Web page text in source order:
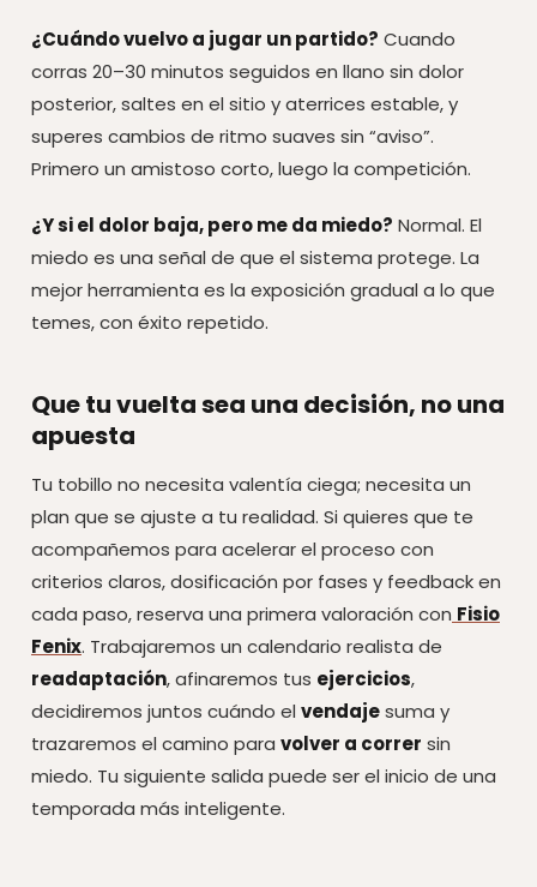
¿Cuándo vuelvo a jugar un partido? Cuando
corras 20–30 minutos seguidos en llano sin dolor
posterior, saltes en el sitio y aterrices estable, y
superes cambios de ritmo suaves sin “aviso”.
Primero un amistoso corto, luego la competición.
¿Y si el dolor baja, pero me da miedo? Normal. El
miedo es una señal de que el sistema protege. La
mejor herramienta es la exposición gradual a lo que
temes, con éxito repetido.
Que tu vuelta sea una decisión, no una
apuesta
Tu tobillo no necesita valentía ciega; necesita un
plan que se ajuste a tu realidad. Si quieres que te
acompañemos para acelerar el proceso con
criterios claros, dosificación por fases y feedback en
cada paso, reserva una primera valoración con Fisio
Fenix. Trabajaremos un calendario realista de
readaptación, afinaremos tus ejercicios,
decidiremos juntos cuándo el vendajesuma y
trazaremos el camino para volver a correr sin
miedo. Tu siguiente salida puede ser el inicio de una
temporada más inteligente.